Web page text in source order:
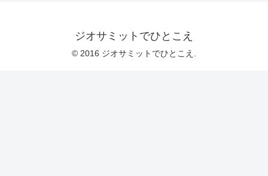
ジオサミットでひとこえ
© 2016 ジオサミットでひとこえ.